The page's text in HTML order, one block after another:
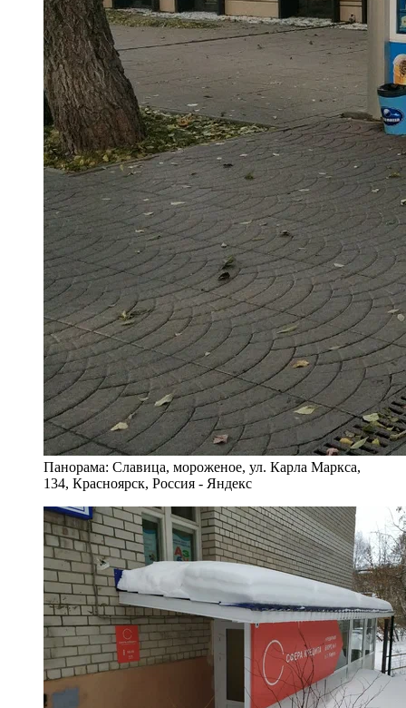
Панорама: Славица, мороженое, ул. Карла Маркса,
134, Красноярск, Россия - Яндекс